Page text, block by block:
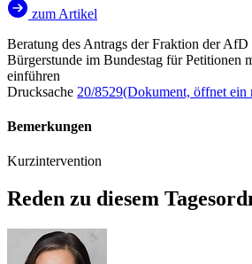
zum Artikel
Beratung des Antrags der Fraktion der AfD
Bürgerstunde im Bundestag für Petitionen
einführen
Drucksache 20/8529(Dokument, öffnet ein
Bemerkungen
Kurzintervention
Reden zu diesem